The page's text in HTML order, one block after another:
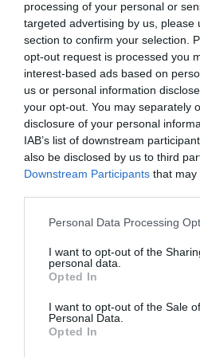
processing of your personal or
targeted advertising by us, please
section to confirm your selection.
opt-out request is processed you
interest-based ads based on
us or personal information
your opt-out. You may separately
disclosure of your personal
IAB’s list of downstream
also be disclosed by us to third
Downstream Participants that may
Please note that this website/app
not limited to your visit or usage
grant or deny consent to Google
use your data for below specified
consent section.
Personal Data Processing
I want to opt-out of the
personal data.
Opted In
I want to opt-out of the Sale
Personal Data.
Opted In
πολύωρη
Κατηγορία συμπίεσης κλάσης Ι, 15-
Large Long Max
, κατάλληλες για:
Ύψος άνω του 1,70cm
Αστράγαλος 26-28cm
Οδηγός μέτρησης Καλτσών
μετρήσεις:
1. Μετρήστε την περιφέρεια της